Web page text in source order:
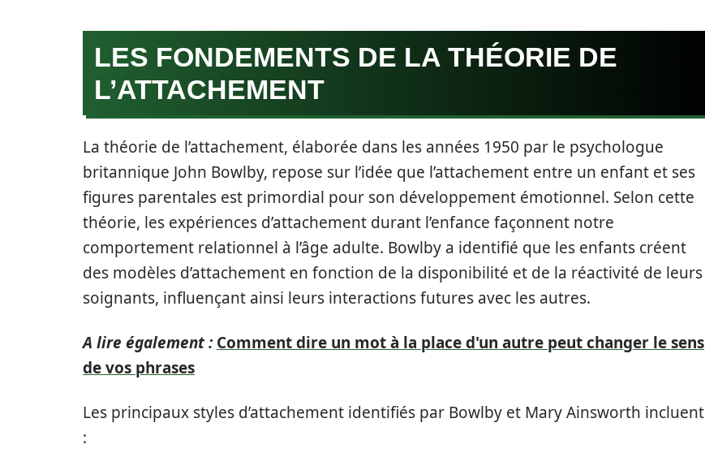
LES FONDEMENTS DE LA THÉORIE DE
L’ATTACHEMENT
La théorie de l’attachement, élaborée dans les années 1950 par le psychologue
britannique John Bowlby, repose sur l’idée que l’attachement entre un enfant et ses
figures parentales est primordial pour son développement émotionnel. Selon cette
théorie, les expériences d’attachement durant l’enfance façonnent notre
comportement relationnel à l’âge adulte. Bowlby a identifié que les enfants créent
des modèles d’attachement en fonction de la disponibilité et de la réactivité de leurs
soignants, influençant ainsi leurs interactions futures avec les autres.
A lire également : Comment dire un mot à la place d'un autre peut changer le sens
de vos phrases
Les principaux styles d’attachement identifiés par Bowlby et Mary Ainsworth incluent
: